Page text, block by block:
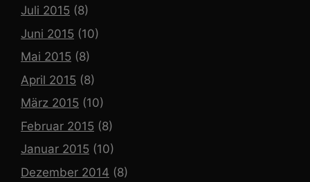
Juli 2015 (8)
Juni 2015 (10)
Mai 2015 (8)
April 2015 (8)
März 2015 (10)
Februar 2015 (8)
Januar 2015 (10)
Dezember 2014 (8)